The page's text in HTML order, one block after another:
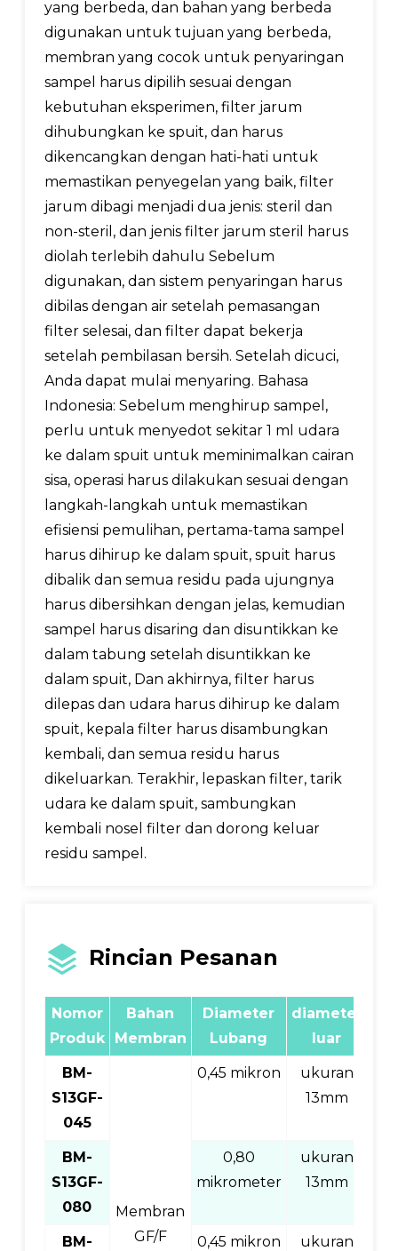
yang berbeda, dan bahan yang berbeda
digunakan untuk tujuan yang berbeda,
membran yang cocok untuk penyaringan
sampel harus dipilih sesuai dengan
kebutuhan eksperimen, filter jarum
dihubungkan ke spuit, dan harus
dikencangkan dengan hati-hati untuk
memastikan penyegelan yang baik, filter
jarum dibagi menjadi dua jenis: steril dan
non-steril, dan jenis filter jarum steril harus
diolah terlebih dahulu Sebelum
digunakan, dan sistem penyaringan harus
dibilas dengan air setelah pemasangan
filter selesai, dan filter dapat bekerja
setelah pembilasan bersih. Setelah dicuci,
Anda dapat mulai menyaring. Bahasa
Indonesia: Sebelum menghirup sampel,
perlu untuk menyedot sekitar 1 ml udara
ke dalam spuit untuk meminimalkan cairan
sisa, operasi harus dilakukan sesuai dengan
langkah-langkah untuk memastikan
efisiensi pemulihan, pertama-tama sampel
harus dihirup ke dalam spuit, spuit harus
dibalik dan semua residu pada ujungnya
harus dibersihkan dengan jelas, kemudian
sampel harus disaring dan disuntikkan ke
dalam tabung setelah disuntikkan ke
dalam spuit, Dan akhirnya, filter harus
dilepas dan udara harus dihirup ke dalam
spuit, kepala filter harus disambungkan
kembali, dan semua residu harus
dikeluarkan. Terakhir, lepaskan filter, tarik
udara ke dalam spuit, sambungkan
kembali nosel filter dan dorong keluar
residu sampel.
Rincian Pesanan
Nomor
Produk
Bahan
Membran
Diameter
Lubang
diameter
luar
BM-
S13GF-
045
Membran
GF/F
0,45 mikron
ukuran
13mm
BM-
S13GF-
080
0,80
mikrometer
ukuran
13mm
BM-
0,45 mikron
ukuran